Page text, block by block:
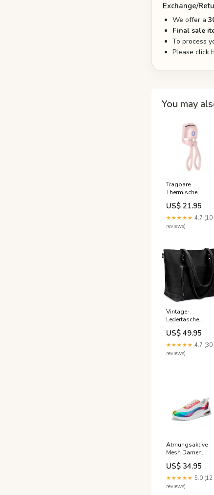
Exchange/
We offer a
Final sale
To process
Please click
You may
Tragbare
Thermische
Wimpernzange
crystals-stones
US$ 21.95
★★★★★ 4.7 (10
reviews)
Vintage-
Ledertasche
Women's Fashion
US$ 49.95
★★★★★ 4.7 (30
reviews)
Atmungsaktive
Mesh Damen
Turnschuhe
Farbe:Weiß
US$ 34.95
★★★★★ 5.0 (12
reviews)